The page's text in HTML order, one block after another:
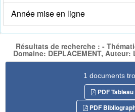
Année mise en ligne
Résultats de recherche : -
Domaine: DEPLACEMENT, Auteur:
1 documents
PDF Tableau
PDF